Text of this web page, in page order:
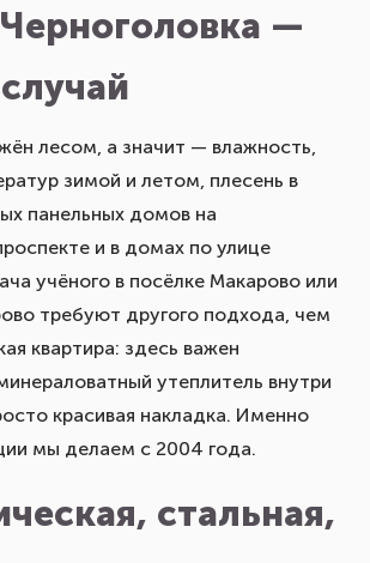
лесом, а значит — влажность,
зимой и летом, плесень в
панельных домов на
и в домах по улице
учёного в посёлке Макарово или
требуют другого подхода, чем
квартира: здесь важен
утеплитель внутри
красивая накладка. Именно
мы делаем с 2004 года.
стальная,
дверь — это